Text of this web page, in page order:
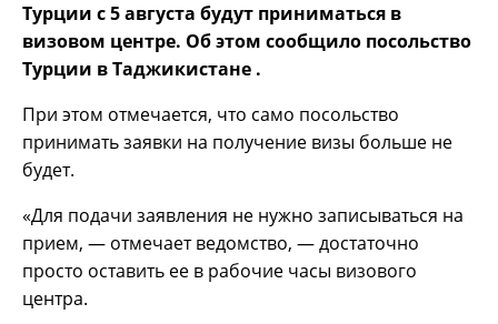
Турции с 5 августа будут приниматься в
визовом центре. Об этом сообщило посольство
Турции в Таджикистане .
При этом отмечается, что само посольство
принимать заявки на получение визы больше не
будет.
«Для подачи заявления не нужно записываться на
прием, — отмечает ведомство, — достаточно
просто оставить ее в рабочие часы визового
центра.